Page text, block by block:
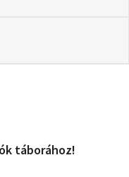
táborához!